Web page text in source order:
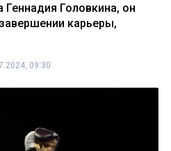
Геннадия Головкина, он
карьеры,
09:30